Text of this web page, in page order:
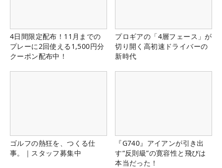
4日間限定配布！11月までの
プレーに2回使える1,500円分
クーポン配布中！
プロギアの「4層フェース」が
切り開く高初速ドライバーの
新時代
ゴルフの熱狂を、つくる仕
事。｜スタッフ募集中
『G740』アイアンが引き出
す“反則級”の寛容性と飛びは
本当だった！